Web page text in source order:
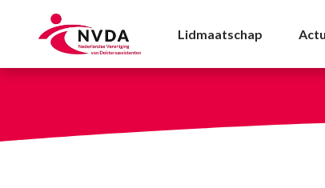
Regioscholing
Lidmaatschap